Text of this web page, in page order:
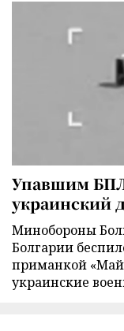
Упавшим
украинский
Минобороны
Болгарии
приманкой
украинские